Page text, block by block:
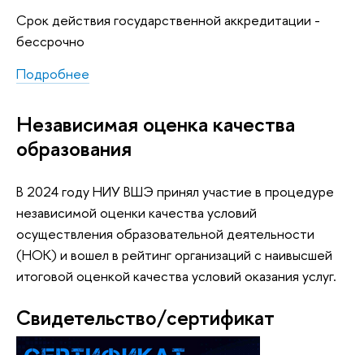
Срок действия государственной аккредитации -
бессрочно
Подробнее
Независимая оценка качества
образования
В 2024 году НИУ ВШЭ принял участие в процедуре
независимой оценки качества условий
осуществления образовательной деятельности
(НОК) и вошел в рейтинг организаций с наивысшей
итоговой оценкой качества условий оказания услуг.
Свидетельство/сертификат